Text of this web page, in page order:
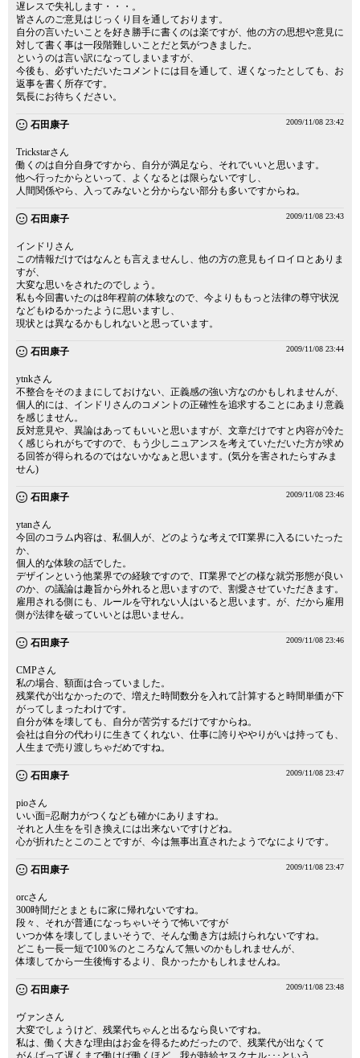
遅レスで失礼します・・・。
皆さんのご意見はじっくり目を通しております。
自分の言いたいことを好き勝手に書くのは楽ですが、他の方の思想や意見に
対して書く事は一段階難しいことだと気がつきました。
というのは言い訳になってしまいますが、
今後も、必ずいただいたコメントには目を通して、遅くなったとしても、お
返事を書く所存です。
気長にお待ちください。
石田康子 2009/11/08 23:42
Trickstarさん
働くのは自分自身ですから、自分が満足なら、それでいいと思います。
他へ行ったからといって、よくなるとは限らないですし、
人間関係やら、入ってみないと分からない部分も多いですからね。
石田康子 2009/11/08 23:43
インドリさん
この情報だけではなんとも言えませんし、他の方の意見もイロイロとありま
すが、
大変な思いをされたのでしょう。
私も今回書いたのは8年程前の体験なので、今よりももっと法律の尊守状況
などもゆるかったように思いますし、
現状とは異なるかもしれないと思っています。
石田康子 2009/11/08 23:44
ytnkさん
不整合をそのままにしておけない、正義感の強い方なのかもしれませんが、
個人的には、インドリさんのコメントの正確性を追求することにあまり意義
を感じません。
反対意見や、異論はあってもいいと思いますが、文章だけですと内容が冷た
く感じられがちですので、もう少しニュアンスを考えていただいた方が求め
る回答が得られるのではないかなぁと思います。(気分を害されたらすみま
せん)
石田康子 2009/11/08 23:46
ytanさん
今回のコラム内容は、私個人が、どのような考えでIT業界に入るにいたった
か、
個人的な体験の話でした。
デザインという他業界での経験ですので、IT業界でどの様な就労形態が良い
のか、の議論は趣旨から外れると思いますので、割愛させていただきます。
雇用される側にも、ルールを守れない人はいると思います。が、だから雇用
側が法律を破っていいとは思いません。
石田康子 2009/11/08 23:46
CMPさん
私の場合、額面は合っていました。
残業代が出なかったので、増えた時間数分を入れて計算すると時間単価が下
がってしまったわけです。
自分が体を壊しても、自分が苦労するだけですからね。
会社は自分の代わりに生きてくれない、仕事に誇りややりがいは持っても、
人生まで売り渡しちゃだめですね。
石田康子 2009/11/08 23:47
pioさん
いい面=忍耐力がつくなども確かにありますね。
それと人生をを引き換えには出来ないですけどね。
心が折れたとこのことですが、今は無事出直されたようでなによりです。
石田康子 2009/11/08 23:47
orcさん
300時間だとまともに家に帰れないですね。
段々、それが普通になっちゃいそうで怖いですが
いつか体を壊してしまいそうで、そんな働き方は続けられないですね。
どこも一長一短で100％のところなんて無いのかもしれませんが、
体壊してから一生後悔するより、良かったかもしれませんね。
石田康子 2009/11/08 23:48
ヴァンさん
大変でしょうけど、残業代ちゃんと出るなら良いですね。
私は、働く大きな理由はお金を得るためだったので、残業代が出なくて